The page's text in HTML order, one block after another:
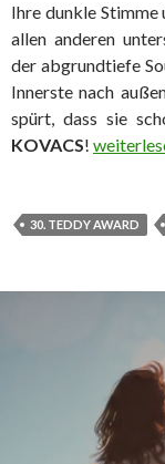
Ihre dunkle Stimme
allen anderen
der abgrundtiefe
Innerste nach
spürt, dass sie
KOVACS! Kovacs
30. TEDDY AWARD